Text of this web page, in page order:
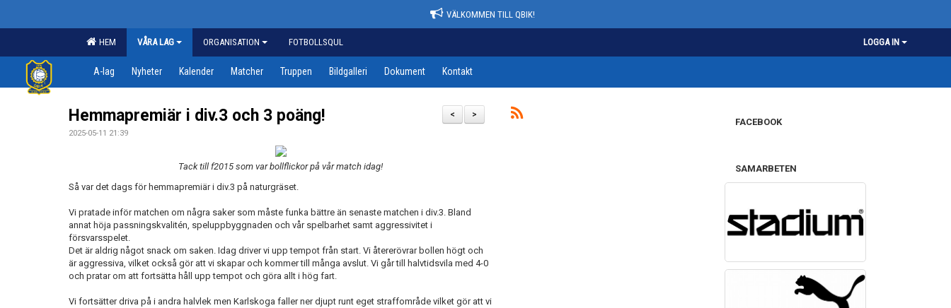
VÄLKOMMEN TILL QBIK!
HEM VÅRA LAG ORGANISATION FOTBOLLSQUL LOGGA IN
A-lag Nyheter Kalender Matcher Truppen Bildgalleri Dokument Kontakt
>
<
Hemmapremiär i div.3 och 3 poäng!
2025-05-11 21:39
Tack till f2015 som var bollflickor på vår match idag!
Så var det dags för hemmapremiär i div.3 på naturgräset.
Vi pratade inför matchen om några saker som måste funka bättre än senaste matchen i div.3. Bland
annat höja passningskvalitén, speluppbyggnaden och vår spelbarhet samt aggressivitet i
försvarsspelet.
Det är aldrig något snack om saken. Idag driver vi upp tempot från start. Vi återerövrar bollen högt och
är aggressiva, vilket också gör att vi skapar och kommer till många avslut. Vi går till halvtidsvila med 4-0
och pratar om att fortsätta håll upp tempot och göra allt i hög fart.
Vi fortsätter driva på i andra halvlek men Karlskoga faller ner djupt runt eget straffområde vilket gör att vi
FACEBOOK
SAMARBETEN